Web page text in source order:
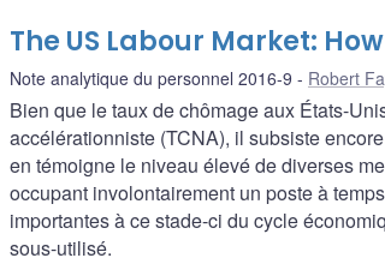
The US Labour Market:
Note analytique du personnel 2016-9 Robert
Bien que le taux de chômage aux États-
accélérationniste (TCNA), il subsiste
en témoigne le niveau élevé de diverses
occupant involontairement un poste à
importantes à ce stade-ci du cycle
sous-utilisé.